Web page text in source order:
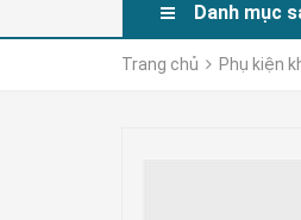
Danh mục
Trang chủ Phụ kiện